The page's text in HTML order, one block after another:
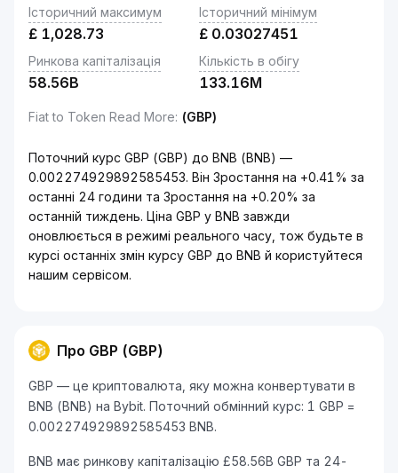
Історичний максимум
£ 1,028.73
Історичний мінімум
£ 0.03027451
Ринкова капіталізація
58.56B
Кількість в обігу
133.16M
Fiat to Token Read More: (GBP)
Поточний курс GBP (GBP) до BNB (BNB) —
0.002274929892585453. Він Зростання на +0.41% за
останні 24 години та Зростання на +0.20% за
останній тиждень. Ціна GBP у BNB завжди
оновлюється в режимі реального часу, тож будьте в
курсі останніх змін курсу GBP до BNB й користуйтеся
нашим сервісом.
Про GBP (GBP)
GBP — це криптовалюта, яку можна конвертувати в
BNB (BNB) на Bybit. Поточний обмінний курс: 1 GBP =
0.002274929892585453 BNB.
BNB має ринкову капіталізацію £58.56B GBP та 24-